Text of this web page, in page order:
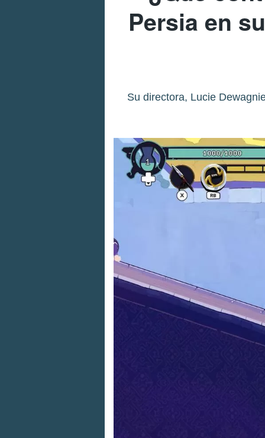
Persia en
Su directora, Lucie